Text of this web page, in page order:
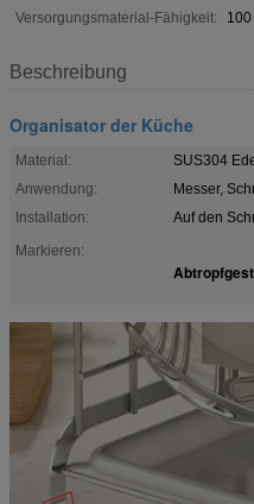
Versorgungsmaterial-Fähigkeit:
Beschreibung
Organisator der Küche
Material:
SUS304
Anwendung:
Messer,
Installation:
Auf den
Markieren: